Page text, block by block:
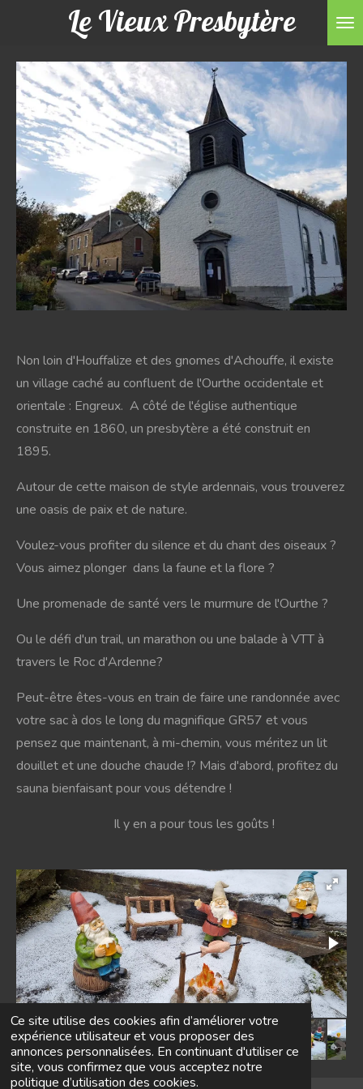
Ce site utilise des cookies afin d’améliorer votre
expérience utilisateur et vous proposer des
annonces personnalisées. En continuant d'utiliser ce
site, vous confirmez que vous acceptez notre
politique d’utilisation des cookies.
contenu
principal
Le Vieux Presbytère
Non loin d'Houffalize et des gnomes d'Achouffe, il existe
un village caché au confluent de l'Ourthe occidentale et
orientale : Engreux. A côté de l'église authentique
construite en 1860, un presbytère a été construit en
1895.
Autour de cette maison de style ardennais, vous trouverez
une oasis de paix et de nature.
Voulez-vous profiter du silence et du chant des oiseaux ?
Vous aimez plonger dans la faune et la flore ?
Une promenade de santé vers le murmure de l'Ourthe ?
Ou le défi d'un trail, un marathon ou une balade à VTT à
travers le Roc d'Ardenne?
Peut-être êtes-vous en train de faire une randonnée avec
votre sac à dos le long du magnifique GR57 et vous
pensez que maintenant, à mi-chemin, vous méritez un lit
douillet et une douche chaude !? Mais d'abord, profitez du
sauna bienfaisant pour vous détendre !
Il y en a pour tous les goûts !